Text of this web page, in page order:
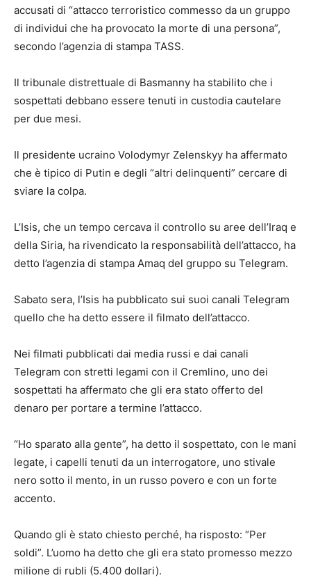
accusati di “attacco terroristico commesso da un gruppo
di individui che ha provocato la morte di una persona”,
secondo l’agenzia di stampa TASS.
Il tribunale distrettuale di Basmanny ha stabilito che i
sospettati debbano essere tenuti in custodia cautelare
per due mesi.
Il presidente ucraino Volodymyr Zelenskyy ha affermato
che è tipico di Putin e degli “altri delinquenti” cercare di
sviare la colpa.
L’Isis, che un tempo cercava il controllo su aree dell’Iraq e
della Siria, ha rivendicato la responsabilità dell’attacco, ha
detto l’agenzia di stampa Amaq del gruppo su Telegram.
Sabato sera, l’Isis ha pubblicato sui suoi canali Telegram
quello che ha detto essere il filmato dell’attacco.
Nei filmati pubblicati dai media russi e dai canali
Telegram con stretti legami con il Cremlino, uno dei
sospettati ha affermato che gli era stato offerto del
denaro per portare a termine l’attacco.
“Ho sparato alla gente”, ha detto il sospettato, con le mani
legate, i capelli tenuti da un interrogatore, uno stivale
nero sotto il mento, in un russo povero e con un forte
accento.
Quando gli è stato chiesto perché, ha risposto: “Per
soldi”. L’uomo ha detto che gli era stato promesso mezzo
milione di rubli (5.400 dollari).